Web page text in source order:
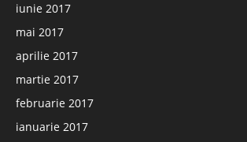
iunie 2017
mai 2017
aprilie 2017
martie 2017
februarie 2017
ianuarie 2017